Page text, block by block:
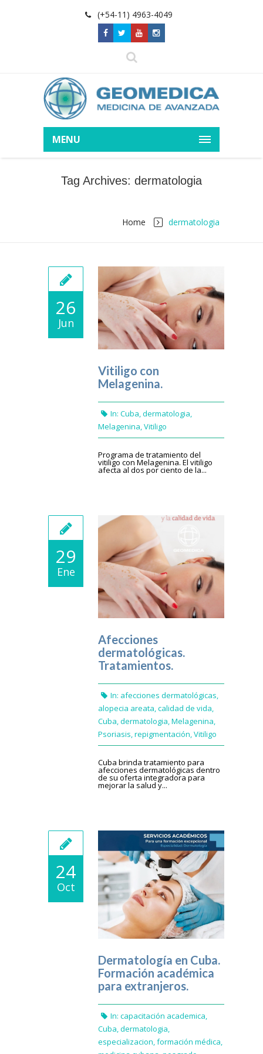
(+54-11) 4963-4049
MENU
Tag Archives: dermatologia
Home dermatologia
26
Jun
Vitiligo con
Melagenina.
In: Cuba,dermatologia,
Melagenina,Vitiligo
Programa de tratamiento del
vitiligo con Melagenina. El vitiligo
afecta al dos por ciento de la...
29
Ene
Afecciones
dermatológicas.
Tratamientos.
In: afecciones dermatológicas,
alopecia areata,calidad de vida,
Cuba,dermatologia,Melagenina,
Psoriasis,repigmentación,Vitiligo
Cuba brinda tratamiento para
afecciones dermatológicas dentro
de su oferta integradora para
mejorar la salud y...
24
Oct
Dermatología en Cuba.
Formación académica
para extranjeros.
In: capacitación academica,
Cuba,dermatologia,
especializacion,formación médica,